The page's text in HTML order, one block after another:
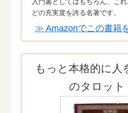
入門書としてはもちろん、こ
どの充実度を誇る名著です。
≫ Amazonでこの書籍
もっと本格的に人
のタロット